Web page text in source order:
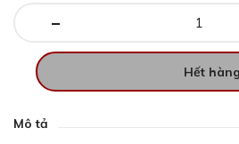
-
Hết hàng
Mô tả